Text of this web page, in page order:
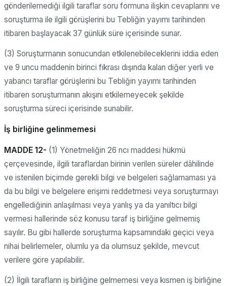
gönderilemediği ilgili taraflar soru formuna ilişkin cevaplarını ve
soruşturma ile ilgili görüşlerini bu Tebliğin yayımı tarihinden
itibaren başlayacak 37 günlük süre içerisinde sunar.
(3) Soruşturmanın sonucundan etkilenebileceklerini iddia eden
ve 9 uncu maddenin birinci fıkrası dışında kalan diğer yerli ve
yabancı taraflar görüşlerini bu Tebliğin yayımı tarihinden
itibaren soruşturmanın akışını etkilemeyecek şekilde
soruşturma süreci içerisinde sunabilir.
İş birliğine gelinmemesi
MADDE 12- (1) Yönetmeliğin 26 ncı maddesi hükmü
çerçevesinde, ilgili taraflardan birinin verilen süreler dâhilinde
ve istenilen biçimde gerekli bilgi ve belgeleri sağlamaması ya
da bu bilgi ve belgelere erişimi reddetmesi veya soruşturmayı
engellediğinin anlaşılması veya yanlış ya da yanıltıcı bilgi
vermesi hallerinde söz konusu taraf iş birliğine gelmemiş
sayılır. Bu gibi hallerde soruşturma kapsamındaki geçici veya
nihai belirlemeler, olumlu ya da olumsuz şekilde, mevcut
verilere göre yapılabilir.
(2) İlgili tarafların iş birliğine gelmemesi veya kısmen iş birliğine